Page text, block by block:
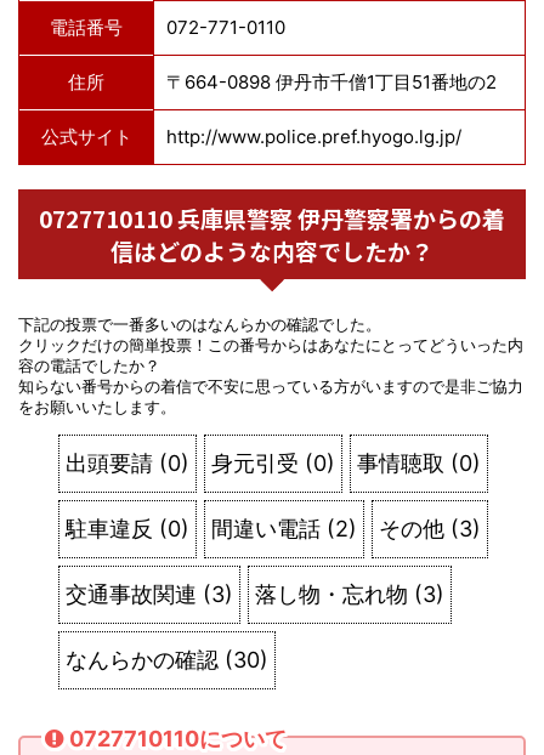
電話番号 072-771-0110
住所 〒664-0898 伊丹市千僧1丁目51番地の2
公式サイト http://www.police.pref.hyogo.lg.jp/
0727710110 兵庫県警察 伊丹警察署からの着
信はどのような内容でしたか？
下記の投票で一番多いのはなんらかの確認でした。
クリックだけの簡単投票！この番号からはあなたにとってどういった内
容の電話でしたか？
知らない番号からの着信で不安に思っている方がいますので是非ご協力
をお願いいたします。
出頭要請 (0) 身元引受 (0) 事情聴取 (0)
駐車違反 (0) 間違い電話 (2) その他 (3)
交通事故関連 (3) 落し物・忘れ物 (3)
なんらかの確認 (30)
0727710110について